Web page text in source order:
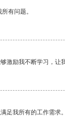
有问题。
激励我不断学习，让
足我所有的工作需求